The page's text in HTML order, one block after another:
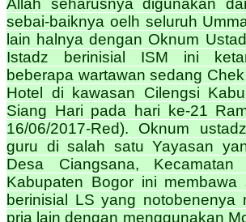
sebai-baiknya oelh seluruh
lain halnya dengan Oknum
Istadz berinisial ISM ini
beberapa wartawan sedang
Hotel di kawasan Cilengsi
Siang Hari pada hari ke-21
16/06/2017-Red). Oknum
guru di salah satu Yayasan
Desa Ciangsana, Kecamatan
Kabupaten Bogor ini membawa
berinisial LS yang notobenenya
pria lain dengan menggunakan